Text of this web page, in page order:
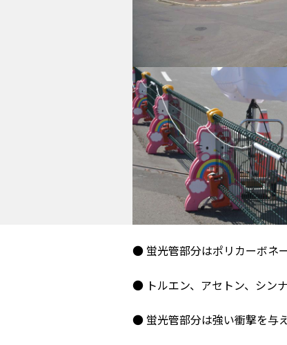
● 蛍光管部分はポリカーボネ
● トルエン、アセトン、シン
● 蛍光管部分は強い衝撃を与